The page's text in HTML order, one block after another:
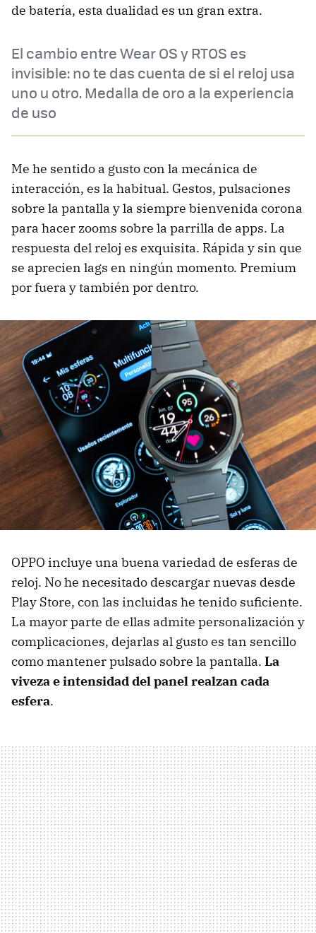
de batería, esta dualidad es un gran extra.
El cambio entre Wear OS y RTOS es
invisible: no te das cuenta de si el reloj usa
uno u otro. Medalla de oro a la experiencia
de uso
Me he sentido a gusto con la mecánica de
interacción, es la habitual. Gestos, pulsaciones
sobre la pantalla y la siempre bienvenida corona
para hacer zooms sobre la parrilla de apps. La
respuesta del reloj es exquisita. Rápida y sin que
se aprecien lags en ningún momento. Premium
por fuera y también por dentro.
OPPO incluye una buena variedad de esferas de
reloj. No he necesitado descargar nuevas desde
Play Store, con las incluidas he tenido suficiente.
La mayor parte de ellas admite personalización y
complicaciones, dejarlas al gusto es tan sencillo
como mantener pulsado sobre la pantalla. La
viveza e intensidad del panel realzan cada
esfera.